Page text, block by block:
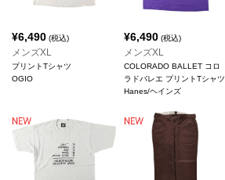
¥6,490 (税込)
メンズXL
プリントTシャツ
OGIO
¥6,490(税込)
メンズXL
COLORADO BALLET コロ
ラドバレエ プリントTシャツ
Hanes/ヘインズ